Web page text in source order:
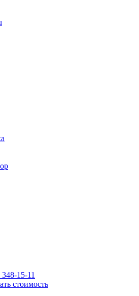
15-11
стоимость